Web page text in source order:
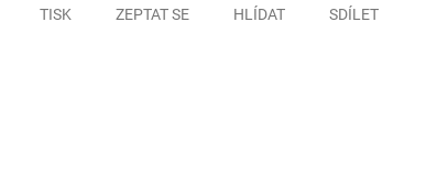
TISK ZEPTAT SE HLÍDAT SDÍLET